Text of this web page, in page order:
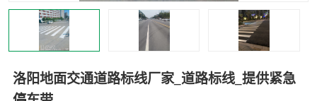
洛阳地面交通道路标线厂家_道路标线_提供紧急